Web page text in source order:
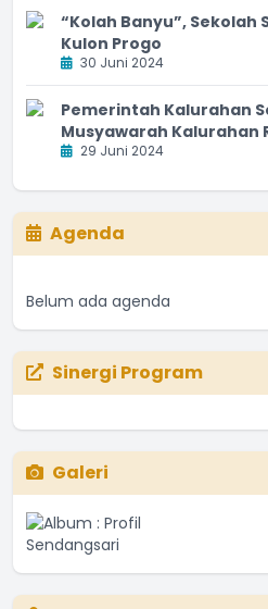
“Kolah Banyu”, Sekolah
Kulon Progo
30 Juni 2024
Pemerintah Kalurahan
Musyawarah Kalurahan
29 Juni 2024
Agenda
Belum ada agenda
Sinergi Program
Galeri